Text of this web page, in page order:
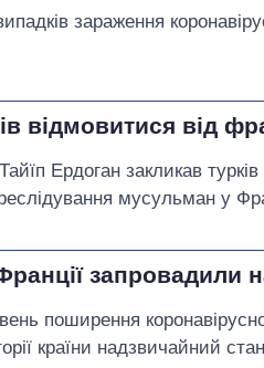
зараження
відмовитися від
Ердоган закликав турків
мусульман у
запровадили
поширення
країни надзвичайний